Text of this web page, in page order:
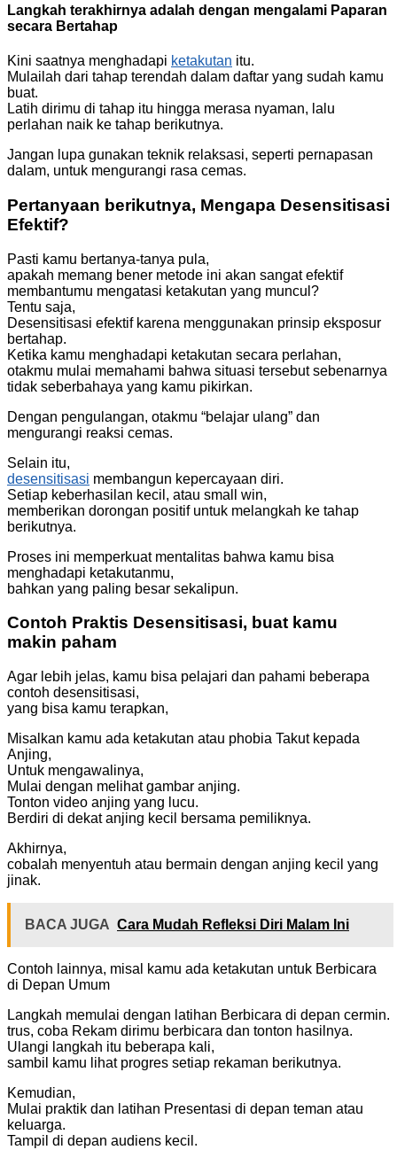
Langkah terakhirnya adalah dengan mengalami Paparan
secara Bertahap
Kini saatnya menghadapi ketakutan itu.
Mulailah dari tahap terendah dalam daftar yang sudah kamu
buat.
Latih dirimu di tahap itu hingga merasa nyaman, lalu
perlahan naik ke tahap berikutnya.
Jangan lupa gunakan teknik relaksasi, seperti pernapasan
dalam, untuk mengurangi rasa cemas.
Pertanyaan berikutnya, Mengapa Desensitisasi
Efektif?
Pasti kamu bertanya-tanya pula,
apakah memang bener metode ini akan sangat efektif
membantumu mengatasi ketakutan yang muncul?
Tentu saja,
Desensitisasi efektif karena menggunakan prinsip eksposur
bertahap.
Ketika kamu menghadapi ketakutan secara perlahan,
otakmu mulai memahami bahwa situasi tersebut sebenarnya
tidak seberbahaya yang kamu pikirkan.
Dengan pengulangan, otakmu “belajar ulang” dan
mengurangi reaksi cemas.
Selain itu,
desensitisasi membangun kepercayaan diri.
Setiap keberhasilan kecil, atau small win,
memberikan dorongan positif untuk melangkah ke tahap
berikutnya.
Proses ini memperkuat mentalitas bahwa kamu bisa
menghadapi ketakutanmu,
bahkan yang paling besar sekalipun.
Contoh Praktis Desensitisasi, buat kamu
makin paham
Agar lebih jelas, kamu bisa pelajari dan pahami beberapa
contoh desensitisasi,
yang bisa kamu terapkan,
Misalkan kamu ada ketakutan atau phobia Takut kepada
Anjing,
Untuk mengawalinya,
Mulai dengan melihat gambar anjing.
Tonton video anjing yang lucu.
Berdiri di dekat anjing kecil bersama pemiliknya.
Akhirnya,
cobalah menyentuh atau bermain dengan anjing kecil yang
jinak.
BACA JUGA Cara Mudah Refleksi Diri Malam Ini
Contoh lainnya, misal kamu ada ketakutan untuk Berbicara
di Depan Umum
Langkah memulai dengan latihan Berbicara di depan cermin.
trus, coba Rekam dirimu berbicara dan tonton hasilnya.
Ulangi langkah itu beberapa kali,
sambil kamu lihat progres setiap rekaman berikutnya.
Kemudian,
Mulai praktik dan latihan Presentasi di depan teman atau
keluarga.
Tampil di depan audiens kecil.